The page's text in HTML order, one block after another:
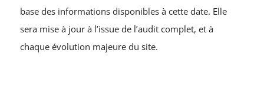
base des informations disponibles à cette date. Elle
sera mise à jour à l’issue de l’audit complet, et à
chaque évolution majeure du site.